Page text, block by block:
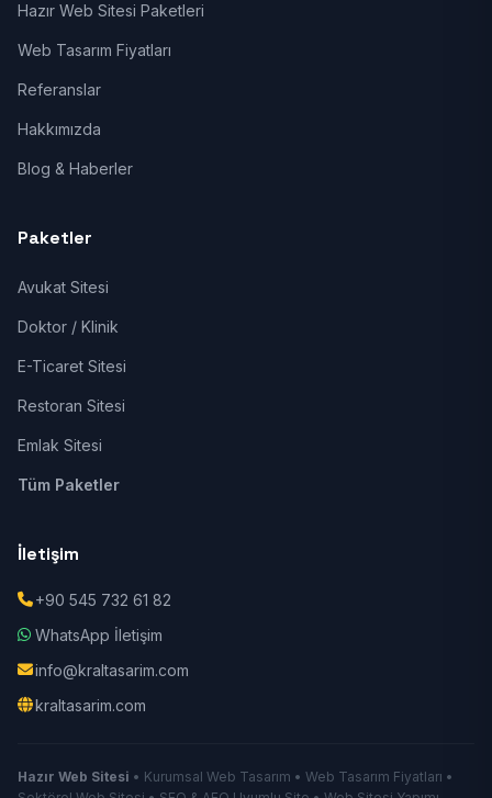
Hazır Web Sitesi Paketleri
Web Tasarım Fiyatları
Referanslar
Hakkımızda
Blog & Haberler
Paketler
Avukat Sitesi
Doktor / Klinik
E-Ticaret Sitesi
Restoran Sitesi
Emlak Sitesi
Tüm Paketler
İletişim
+90 545 732 61 82
WhatsApp İletişim
info@kraltasarim.com
kraltasarim.com
Hazır Web Sitesi • Kurumsal Web Tasarım • Web Tasarım Fiyatları •